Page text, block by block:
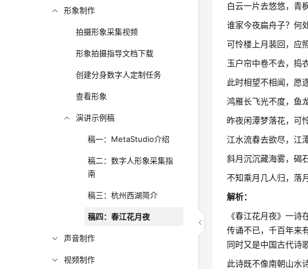
形象制作
拍摄形象采集视频
形象拍摄指导文档下载
创建分身数字人定制任务
查看形象
演讲示例稿
稿一：MetaStudio介绍
稿二：数字人形象采集指
南
稿三：杭州西湖简介
稿四：春江花月夜
声音制作
视频制作
白云一片去悠悠，青
谁家今夜扁舟子？何
可怜楼上月裴回，应
玉户帘中卷不去，捣
此时相望不相闻，愿
鸿雁长飞光不度，鱼
昨夜闲潭梦落花，可
江水流春去欲尽，江
斜月沉沉藏海雾，碣
不知乘月几人归，落
解析：
《春江花月夜》一
传诵不已，千百年来
同时又是中国古代诗
此诗既不像南朝山水